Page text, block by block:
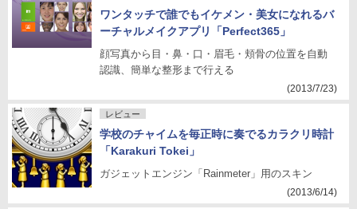
ワンタッチで誰でもイケメン・美女になれるバ
ーチャルメイクアプリ「Perfect365」
顔写真から目・鼻・口・眉毛・頬骨の位置を自動
認識、簡単な整形まで行える
(2013/7/23)
レビュー
学校のチャイムを毎正時に奏でるカラクリ時計
「Karakuri Tokei」
ガジェットエンジン「Rainmeter」用のスキン
(2013/6/14)